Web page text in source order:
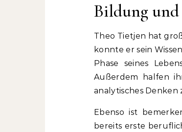
Bildung
Theo Tietjen hat
konnte er sein
Phase seines
Außerdem halfen
analytisches Denken
Ebenso ist
bereits erste